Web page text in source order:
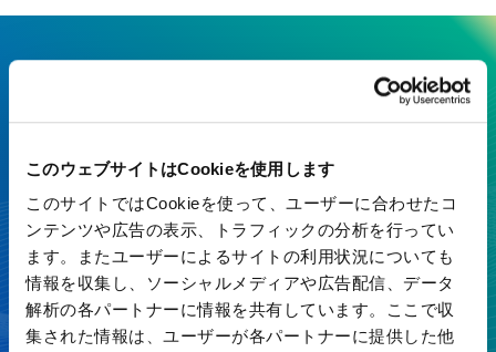
このウェブサイトはCookieを使用します
このサイトではCookieを使って、ユーザーに合わせたコ
ンテンツや広告の表示、トラフィックの分析を行ってい
ます。またユーザーによるサイトの利用状況についても
情報を収集し、ソーシャルメディアや広告配信、データ
解析の各パートナーに情報を共有しています。ここで収
集された情報は、ユーザーが各パートナーに提供した他
ここにしかない技術で、最先端の
価値を生み出す
特殊紙・高機能フィルムを、開発から製造まで一貫対応
お見積り・お問い合わせ
カタログダウンロード